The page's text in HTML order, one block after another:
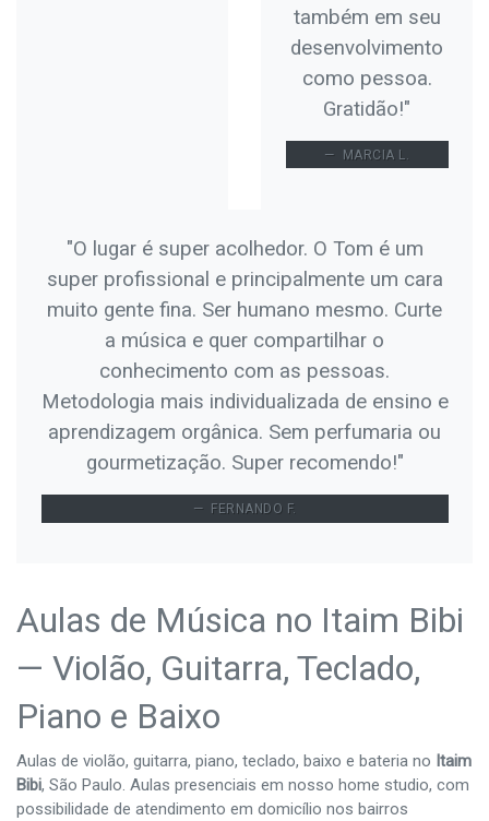
também em seu
desenvolvimento
como pessoa.
Gratidão!"
MARCIA L.
"O lugar é super acolhedor. O Tom é um
super profissional e principalmente um cara
muito gente fina. Ser humano mesmo. Curte
a música e quer compartilhar o
conhecimento com as pessoas.
Metodologia mais individualizada de ensino e
aprendizagem orgânica. Sem perfumaria ou
gourmetização. Super recomendo!"
FERNANDO F.
Aulas de Música no Itaim Bibi
— Violão, Guitarra, Teclado,
Piano e Baixo
Aulas de violão, guitarra, piano, teclado, baixo e bateria no Itaim
Bibi, São Paulo. Aulas presenciais em nosso home studio, com
possibilidade de atendimento em domicílio nos bairros